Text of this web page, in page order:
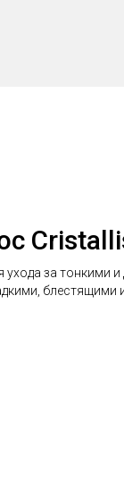
за тонкими
блестящими